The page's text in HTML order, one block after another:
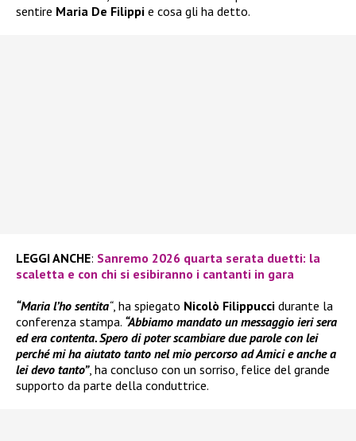
sentire Maria De Filippi e cosa gli ha detto.
LEGGI ANCHE: Sanremo 2026 quarta serata duetti: la
scaletta e con chi si esibiranno i cantanti in gara
“Maria l’ho sentita“, ha spiegato Nicolò Filippucci durante la
conferenza stampa. “Abbiamo mandato un messaggio ieri sera
ed era contenta. Spero di poter scambiare due parole con lei
perché mi ha aiutato tanto nel mio percorso ad Amici e anche a
lei devo tanto”, ha concluso con un sorriso, felice del grande
supporto da parte della conduttrice.